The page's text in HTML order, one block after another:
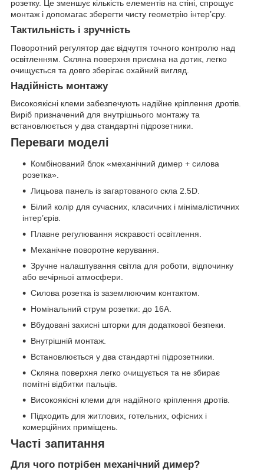
розетку. Це зменшує кількість елементів на стіні, спрощує
монтаж і допомагає зберегти чисту геометрію інтер’єру.
Тактильність і зручність
Поворотний регулятор дає відчуття точного контролю над
освітленням. Скляна поверхня приємна на дотик, легко
очищується та довго зберігає охайний вигляд.
Надійність монтажу
Високоякісні клеми забезпечують надійне кріплення дротів.
Виріб призначений для внутрішнього монтажу та
встановлюється у два стандартні підрозетники.
Переваги моделі
Комбінований блок «механічний димер + силова
розетка».
Лицьова панель із загартованого скла 2.5D.
Білий колір для сучасних, класичних і мінімалістичних
інтер’єрів.
Плавне регулювання яскравості освітлення.
Механічне поворотне керування.
Зручне налаштування світла для роботи, відпочинку
або вечірньої атмосфери.
Силова розетка із заземлюючим контактом.
Номінальний струм розетки: до 16А.
Вбудовані захисні шторки для додаткової безпеки.
Внутрішній монтаж.
Встановлюється у два стандартні підрозетники.
Скляна поверхня легко очищується та не збирає
помітні відбитки пальців.
Високоякісні клеми для надійного кріплення дротів.
Підходить для житлових, готельних, офісних і
комерційних приміщень.
Часті запитання
Для чого потрібен механічний димер?